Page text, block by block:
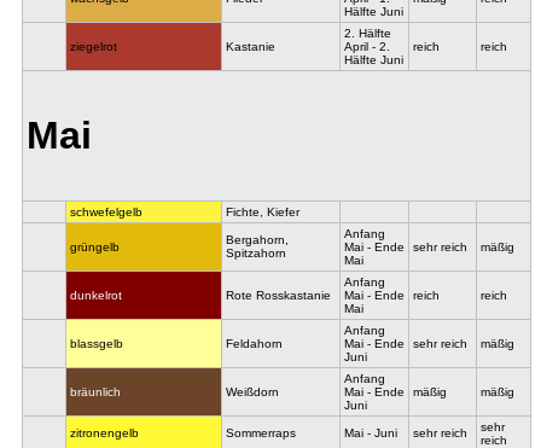
Hälfte Juni
ziegelrot Kastanie
2. Hälfte
April - 2.
Hälfte Juni
reich reich
Mai
schwefelgelb Fichte, Kiefer
grüngelb
Bergahorn,
Spitzahorn
Anfang
Mai - Ende
Mai
sehr reich mäßig
dunkelrot Rote Rosskastanie
Anfang
Mai - Ende
Mai
reich reich
blassgelb Feldahorn
Anfang
Mai - Ende
Juni
sehr reich mäßig
bräunlich Weißdorn
Anfang
Mai - Ende
Juni
mäßig mäßig
zitronengelb Sommerraps Mai - Juni sehr reich
sehr
reich